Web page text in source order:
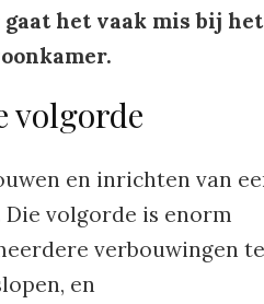
het vaak mis bij het
volgorde
en inrichten van
volgorde is enorm
verbouwingen te
en